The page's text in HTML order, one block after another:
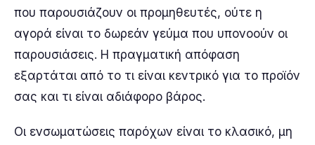
που παρουσιάζουν οι προμηθευτές, ούτε η
αγορά είναι το δωρεάν γεύμα που υπονοούν οι
παρουσιάσεις. Η πραγματική απόφαση
εξαρτάται από το τι είναι κεντρικό για το προϊόν
σας και τι είναι αδιάφορο βάρος.
Οι ενσωματώσεις παρόχων είναι το κλασικό, μη